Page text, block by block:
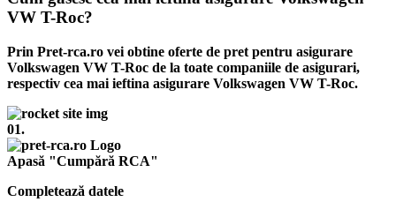
VW T-Roc?
Prin Pret-rca.ro vei obtine oferte de pret pentru asigurare
Volkswagen VW T-Roc de la toate companiile de asigurari,
respectiv cea mai ieftina asigurare Volkswagen VW T-Roc.
01.
Apasă "Cumpără RCA"
Completează datele